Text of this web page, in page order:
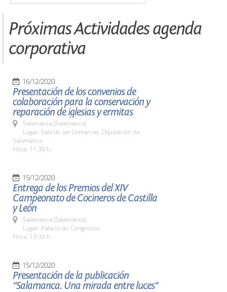
Próximas Actividades agenda
corporativa
16/12/2020
Presentación de los convenios de
colaboración para la conservación y
reparación de iglesias y ermitas
Salamanca (Salamanca)
Lugar: Sala de las Comarcas. Diputación de
Salamanca
Hora: 11:30 h.
15/12/2020
Entrega de los Premios del XIV
Campeonato de Cocineros de Castilla
y León
Salamanca (Salamanca)
Lugar: Palacio de Congresos
Hora: 13:30 h.
15/12/2020
Presentación de la publicación
"Salamanca. Una mirada entre luces"